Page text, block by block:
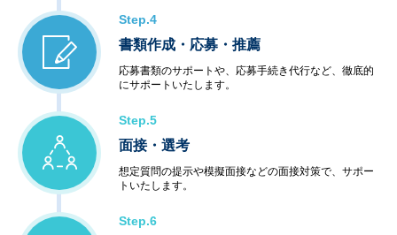
Step.4
書類作成・応募・推薦
応募書類のサポートや、応募手続き代行など、徹底的
にサポートいたします。
Step.5
面接・選考
想定質問の提示や模擬面接などの面接対策で、サポー
トいたします。
Step.6